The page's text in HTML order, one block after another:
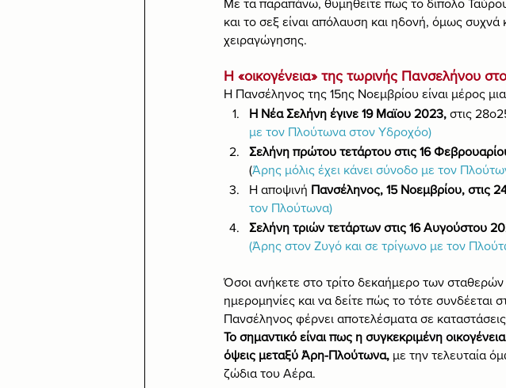
Με τα παραπάνω, θυμηθείτε πως το δίπολο
και το σεξ είναι απόλαυση και ηδονή, όμως συχνά
χειραγώγησης.
Η «οικογένεια» της τωρινής Πανσελήνου
Η Πανσέληνος της 15ης Νοεμβρίου είναι μέρος
Η Νέα Σελήνη έγινε 19 Μαϊου 2023, στις
με τον Πλούτωνα στον Υδροχόο)
Σελήνη πρώτου τετάρτου στις 16
(Άρης μόλις έχει κάνει σύνοδο με τον
Η αποψινή Πανσέληνος, 15 Νοεμβρίου, στις
τον Πλούτωνα)
Σελήνη τριών τετάρτων στις 16 Αυγούστου
(Άρης στον Ζυγό και σε τρίγωνο με τον
Όσοι ανήκετε στο τρίτο δεκαήμερο των
ημερομηνίες και να δείτε πώς το τότε
Πανσέληνος φέρνει αποτελέσματα σε
Το σημαντικό είναι πως η συγκεκριμένη
όψεις μεταξύ Άρη-Πλούτωνα, με την τελευταία
ζώδια του Αέρα.